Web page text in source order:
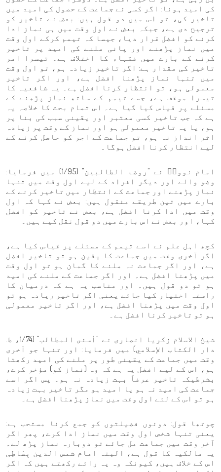
کی امید ہونا: اگر کسی نے جماعت کے حصول کی امید میں
تاخیر کی، تو اس میں دو قول ہیں: بعض نے تاخیر کو
ترجیح دی ہے، جبکہ بعض نے اول وقت میں ہی نماز ادا
کرنے کو افضل قرار دیا، جیسا کہ تیمم کرکے اول وقت
میں نماز پڑھنے اور پانی ملنے کی امید پر تاخیر
کرنے کے بارے میں فقہاء کا اختلاف ہے۔ تیسرا امر
تاخیر کی مقدار ہے: اگر تاخیر زیادہ ہو، تو اول وقت
میں تنہا نماز پڑھنا افضل ہے، اور اگر تاخیر
معمولی ہو، تو انتظار کرنا افضل ہے۔ یہ شافعیہ کا
تیسرا موقف ہے، جسے تیمم کے ساتھ نماز پڑھنے کے
مسئلے پر قیاس کیا گیا ہے۔ اس تمام بحث کا خلاصہ یہ
ہے کہ جب تاخیر کسی معتبر اور یقینی سبب کی بنا پر
ہو، یا یہ تاخیر معمولی ہو اور نماز کے وقت پر زیادہ
اثر انداز نہ ہو، تو جماعت کے اجر کو حاصل کرنے کے
لیے انتظار کرنا افضل ہوگا۔
امام نوویؒ نے "روضۃ الطالبین" (1/95) میں فرمایا:
وضو والے اور دیگر افراد کے لیے اول وقت میں تنہا
نماز پڑھنے اور جماعت کے انتظار میں تاخیر کرنے کے
بارے میں تین طریقے منقول ہیں: بعض نے کہا کہ اول
وقت میں ادا کرنا افضل ہے، بعض نے تاخیر کو افضل
کہا، اور بعض نے اس بارے میں دو قول نقل کیے ہیں۔
کچھ اہل علم نے اسے تیمم کے مسئلے پر قیاس کیا ہے،
اگر آخری وقت میں جماعت کا یقین ہو تو تاخیر افضل
ہے، اور اگر جماعت نہ ملنے کا گمان ہو تو اول وقت
میں پڑھنا افضل ہے۔ اور اگر جماعت کے ملنے کی امید
ہو تو دو قول ہیں۔ اور مناسب یہ ہے کہ درمیان کا
راستہ اختیار کیا جائے یعنی اگر تاخیر زیادہ ہو تو
اول وقت میں پڑھنا افضل ہے، اور اگر تاخیر معمولی
ہو تو تاخیر کرنا افضل ہے۔
شیخ الاسلام زکریا انصاری نے "أسنى المطالب" (1/74، ط.
دار الكتاب الإسلامي) میں فرمایا: اور تنہا جو آخری
وقت میں جماعت کے یقینی طور پر ملنے کی امید رکھتا
ہو، اس کے لیے افضل یہ ہے کہ وہ (نماز کو) مؤخر کرے،
بشرطیکہ تاخیر عرفاً بہت زیادہ نہ ہو۔ پس اگر اسے
جماعت کی امید نہ ہو یا امید ہو مگر تاخیر بہت زیادہ
ہو تو اس کے لئے اول وقت میں نماز پڑھنا افضل ہے۔
چوتھا قول: دونوں فضیلتوں کو جمع کرنا مستحب ہے:
یعنی تنہا شخص اول وقت میں نماز ادا کرے، پھر اگر
آخر وقت میں جماعت مل جائے تو دوبارہ نماز پڑھ لے۔
یہ مالکیہ کا قول ہے، البتہ امام شمس الدین بِسَاطِی
اس کے خلاف ہیں، کیونکہ وہ یہ رائے رکھتے ہیں کہ اگر